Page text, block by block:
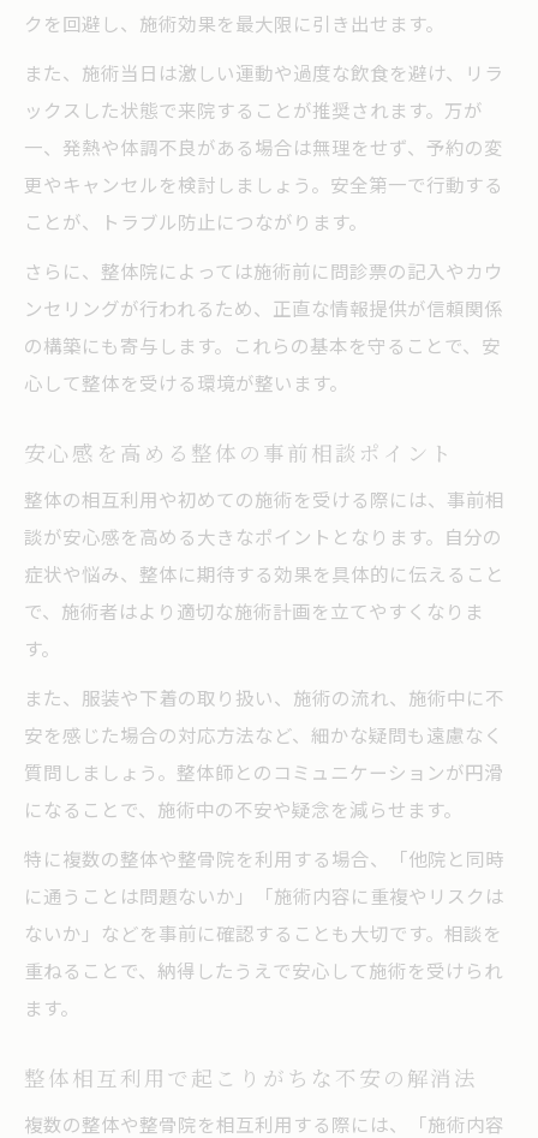
クを回避し、施術効果を最大限に引き出せます。
また、施術当日は激しい運動や過度な飲食を避け、リラ
ックスした状態で来院することが推奨されます。万が
一、発熱や体調不良がある場合は無理をせず、予約の変
更やキャンセルを検討しましょう。安全第一で行動する
ことが、トラブル防止につながります。
さらに、整体院によっては施術前に問診票の記入やカウ
ンセリングが行われるため、正直な情報提供が信頼関係
の構築にも寄与します。これらの基本を守ることで、安
心して整体を受ける環境が整います。
安心感を高める整体の事前相談ポイント
整体の相互利用や初めての施術を受ける際には、事前相
談が安心感を高める大きなポイントとなります。自分の
症状や悩み、整体に期待する効果を具体的に伝えること
で、施術者はより適切な施術計画を立てやすくなりま
す。
また、服装や下着の取り扱い、施術の流れ、施術中に不
安を感じた場合の対応方法など、細かな疑問も遠慮なく
質問しましょう。整体師とのコミュニケーションが円滑
になることで、施術中の不安や疑念を減らせます。
特に複数の整体や整骨院を利用する場合、「他院と同時
に通うことは問題ないか」「施術内容に重複やリスクは
ないか」などを事前に確認することも大切です。相談を
重ねることで、納得したうえで安心して施術を受けられ
ます。
整体相互利用で起こりがちな不安の解消法
複数の整体や整骨院を相互利用する際には、「施術内容